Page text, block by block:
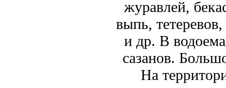
журавлей,
выпь,
и др. В
сазанов.
На